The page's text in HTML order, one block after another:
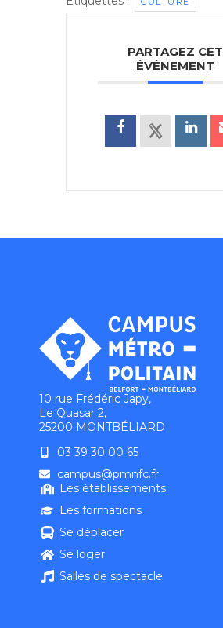
PARTAGEZ CET
ÉVÉNEMENT
10 rue Frédéric Japy,
Le Quasar 2,
25200 MONTBÉLIARD
03 39 30 00 65
campus@pmnfc.fr
Les établissements
Les formations
Se déplacer
Se loger
Salles de spectacle